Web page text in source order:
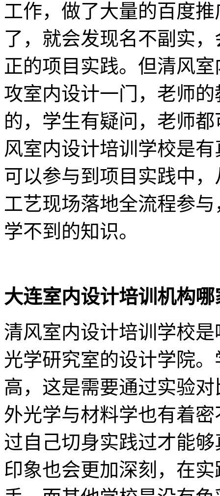
工作，做了大量的百度
了，就会发现名不副实
正的项目实践。但清风
攻室内设计一门，老师
的，学生有疑问，老师
风室内设计培训学校是
可以参与到项目实践中
工艺现场落地全流程参
学不到的知识。
大连室内设计培训机构哪
清风室内设计培训学校
光学研究室的设计学院
高，这是需要通过实验
外光学与材料学也有着
过自己切身实践过才能
印象也会更加深刻，在